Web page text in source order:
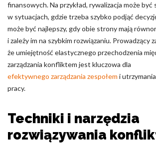
finansowych. Na przykład, rywalizacja może być
w sytuacjach, gdzie trzeba szybko podjąć
może być najlepszy, gdy obie strony mają
i zależy im na szybkim rozwiązaniu. Prowadzący
że umiejętność elastycznego przechodzenia
zarządzania konfliktem jest kluczowa dla
efektywnego zarządzania zespołem i
pracy.
Techniki i narzędzia
rozwiązywania